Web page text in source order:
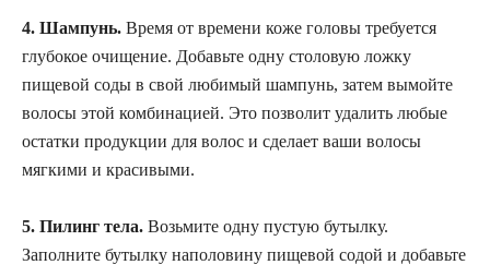
4. Шампунь. Время от времени коже головы требуется
глубокое очищение. Добавьте одну столовую ложку
пищевой соды в свой любимый шампунь, затем вымойте
волосы этой комбинацией. Это позволит удалить любые
остатки продукции для волос и сделает ваши волосы
мягкими и красивыми.
5. Пилинг тела. Возьмите одну пустую бутылку.
Заполните бутылку наполовину пищевой содой и добавьте